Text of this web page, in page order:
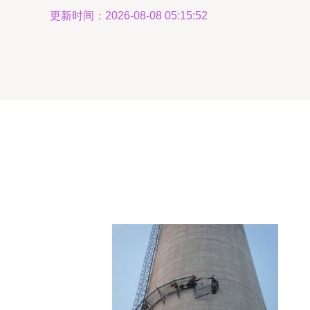
更新时间：2026-08-08 05:15:52